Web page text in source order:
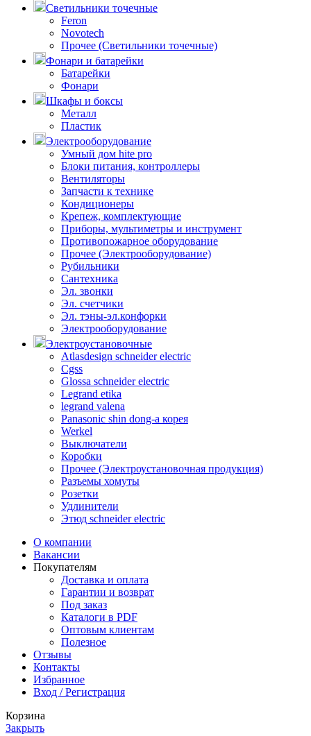
Светильники точечные
Feron
Novotech
Прочее (Светильники точечные)
Фонари и батарейки
Батарейки
Фонари
Шкафы и боксы
Металл
Пластик
Электрооборудование
Умный дом hite pro
Блоки питания, контроллеры
Вентиляторы
Запчасти к технике
Кондиционеры
Крепеж, комплектующие
Приборы, мультиметры и инструмент
Противопожарное оборудование
Прочее (Электрооборудование)
Рубильники
Сантехника
Эл. звонки
Эл. счетчики
Эл. тэны-эл.конфорки
Электрооборудование
Электроустановочные
Atlasdesign schneider electric
Cgss
Glossa schneider electric
Legrand etika
legrand valena
Panasonic shin dong-a корея
Werkel
Выключатели
Коробки
Прочее (Электроустановочная продукция)
Разъемы хомуты
Розетки
Удлинители
Этюд schneider electric
О компании
Вакансии
Покупателям
Доставка и оплата
Гарантии и возврат
Под заказ
Каталоги в PDF
Оптовым клиентам
Полезное
Отзывы
Контакты
Избранное
Вход / Регистрация
Корзина
Закрыть